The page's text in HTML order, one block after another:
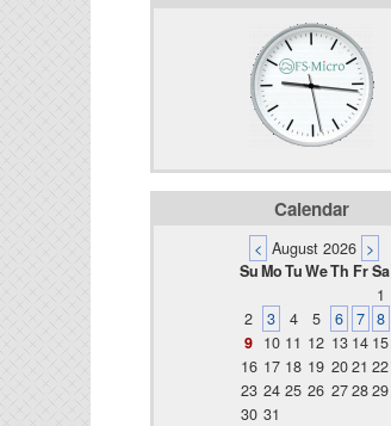
Calendar
< August 2026 >
SuMoTuWeTh FrSa
1
2
3 4 5 6 7 8
9 10 11 12 13 14 15
16 17 18 19 2021 22
23 24 25 26 272829
30 31